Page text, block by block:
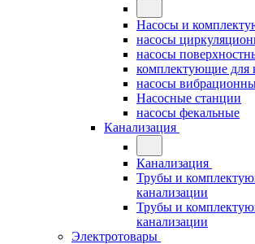
Насосы и
насосы
насосы
комплектующие для
насосы
Насосные станции
насосы фекальные
Канализация
Канализация
Трубы и
канализации
Трубы и
канализации
Электротовары